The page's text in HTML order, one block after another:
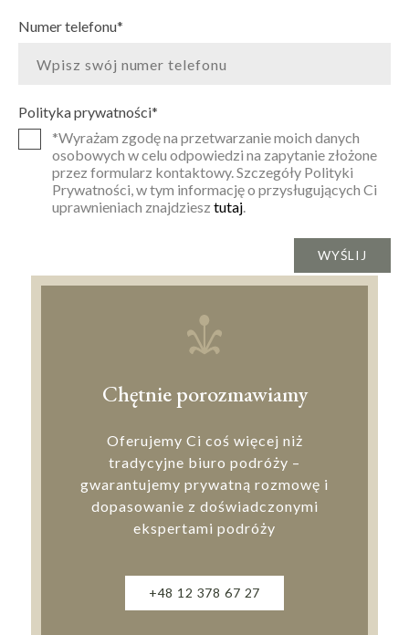
Numer telefonu*
Polityka prywatności*
*Wyrażam zgodę na przetwarzanie moich danych
osobowych w celu odpowiedzi na zapytanie złożone
przez formularz kontaktowy. Szczegóły Polityki
Prywatności, w tym informację o przysługujących Ci
uprawnieniach znajdziesz tutaj.
Chętnie porozmawiamy
Oferujemy Ci coś więcej niż
tradycyjne biuro podróży –
gwarantujemy prywatną rozmowę i
dopasowanie z doświadczonymi
ekspertami podróży
+48 12 378 67 27